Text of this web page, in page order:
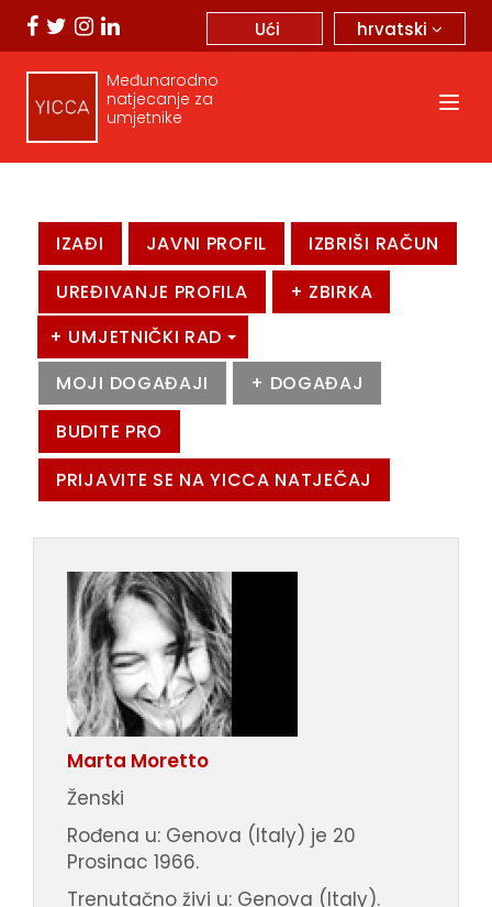
hrvatski
Ući
Međunarodno
natjecanje za
umjetnike
IZAĐI JAVNI PROFIL
IZBRIŠI RAČUN
UREĐIVANJE PROFILA
+ ZBIRKA
+ UMJETNIČKI RAD
MOJI DOGAĐAJI
+ DOGAĐAJ
BUDITE PRO
PRIJAVITE SE NA YICCA NATJEČAJ
Marta Moretto
Ženski
Rođena u: Genova (Italy) je 20
Prosinac 1966.
Trenutačno živi u: Genova (Italy).